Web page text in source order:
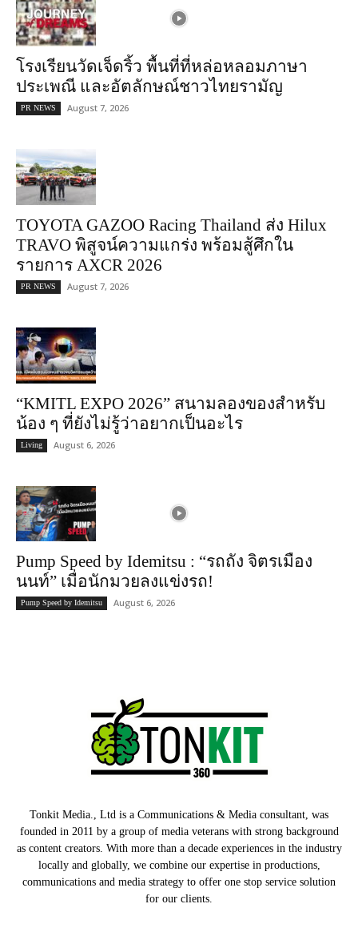
โรงเรียนวัดเจ็ดริ้ว พื้นที่ที่หล่อหลอมภาษา
ประเพณี และอัตลักษณ์ชาวไทยรามัญ
PR NEWS August 7, 2026
TOYOTA GAZOO Racing Thailand ส่ง Hilux
TRAVO พิสูจน์ความแกร่ง พร้อมสู้ศึกใน
รายการ AXCR 2026
PR NEWS August 7, 2026
“KMITL EXPO 2026” สนามลองของสำหรับ
น้อง ๆ ที่ยังไม่รู้ว่าอยากเป็นอะไร
Living August 6, 2026
Pump Speed by Idemitsu : “รถถัง จิตรเมือง
นนท์” เมื่อนักมวยลงแข่งรถ!
Pump Speed by Idemitsu August 6, 2026
Tonkit Media., Ltd is a Communications & Media consultant, was
founded in 2011 by a group of media veterans with strong background
as content creators. With more than a decade experiences in the industry
locally and globally, we combine our expertise in productions,
communications and media strategy to offer one stop service solution
for our clients.